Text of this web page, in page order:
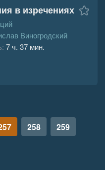
в изречениях
Виногродский
7 ч. 37 мин.
258 259